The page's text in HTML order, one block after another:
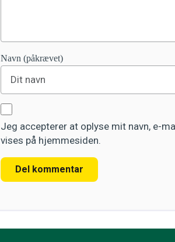
Navn (påkrævet)
Jeg accepterer at oplyse mit navn, e-
vises på hjemmesiden.
Del kommentar